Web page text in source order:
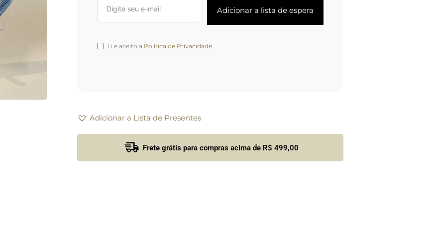
Li e aceito a Política de Privacidade
Adicionar a Lista de Presentes
Frete grátis para compras acima de R$ 499,00